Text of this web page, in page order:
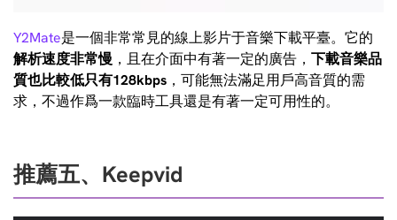
Y2Mate是一個非常常見的線上影片于音樂下載平臺。它的
解析速度非常慢 ，且在介面中有著一定的廣告， 下載音樂品
質也比較低只有128kbps ，可能無法滿足用戶高音質的需
求，不過作爲一款臨時工具還是有著一定可用性的。
推薦五、Keepvid